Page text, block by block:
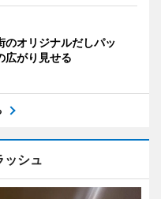
のオリジナルだしパッ
がり見せる
ッシュ